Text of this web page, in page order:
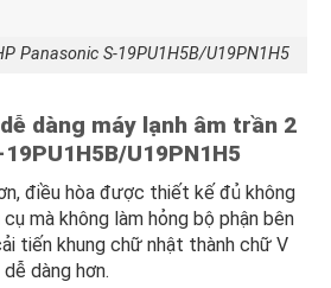
Panasonic S-19PU1H5B/U19PN1H5
dàng máy lạnh âm trần 2
U19PN1H5
điều hòa được thiết kế đủ không
mà không làm hỏng bộ phận bên
tiến khung chữ nhật thành chữ V
dàng hơn.